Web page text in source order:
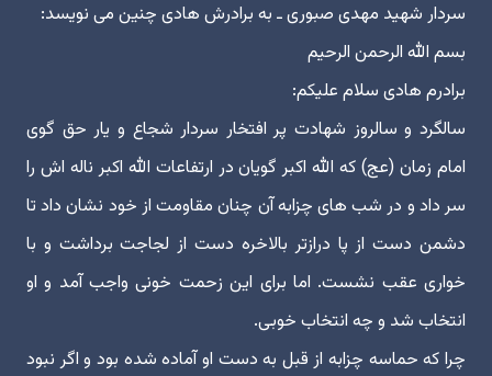
سردار شهید مهدی صبوری ـ به برادرش هادی چنین می نویسد:
بسم الله الرحمن الرحیم
برادرم هادی سلام علیکم:
سالگرد و سالروز شهادت پر افتخار سردار شجاع و یار حق گوی
امام زمان (عج) که الله اکبر گویان در ارتفاعات الله اکبر ناله اش را
سر داد و در شب های چزابه آن چنان مقاومت از خود نشان داد تا
دشمن دست از پا درازتر بالاخره دست از لجاجت برداشت و با
خواری عقب نشست. اما برای این زحمت خونی واجب آمد و او
انتخاب شد و چه انتخاب خوبی.
چرا که حماسه چزابه از قبل به دست او آماده شده بود و اگر نبود